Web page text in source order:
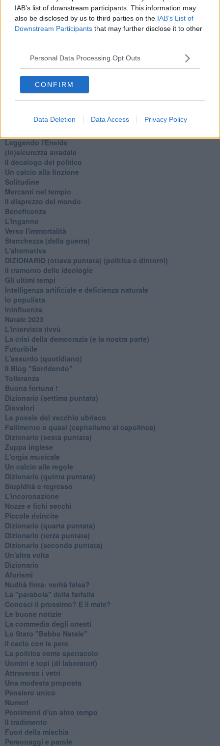
IAB’s list of downstream participants. This information may
also be disclosed by us to third parties on the IAB’s List of
Downstream Participants that may further disclose it to other
Personal Data Processing Opt Outs
CONFIRM
Data Deletion Data Access Privacy Policy
Fine anno al ristorante
La festa di Capodanno
Natale 2024
Re e regnanti
A noi interessa il dito non la luna
Come rubare allo stato e vivere felici
Una performance
​Io (allo specchio)
Tramonto
Passato, presente, futuro
Il giorno dei saldi
Leggendo l'Eneide
​(In)sicurezza stradale
Il decalogo del politico
Un calcio alla finzione
Solitudine
Mercanti nel tempio
Il disprezzo del mondo
Beneficenza
L'inganno
Verso l'immortalità
Stanchezza (della guerra)
L'alternativa
​DIZIONARIO (ottava puntata) (politica e dintorni)
Il tramonto delle ideologie
Gli ultimi tempi
Intelligenza artificiale e deficienza naturale
Io populista
Ininfluenza
Natale 2023
L'intervista tivvù
La crisi della democrazia (e la nostra parte)
Futuribile
L'assurdo (quotidiano)
Il Blog "Sorridendo"
Tolleranza
Buona fortuna !
​Dizionario (settima puntata)
Disvalori
Le poesie del vecchio ubriaco
Fallimento o quasi (capitalismo al capolinea)
Dizionario (sesta puntata)
Zuppa inglese
L'orgia musicale
Un calcio alle regole
Dizionario (quinta puntata)
Stupidità e regresso
L'incoronazione
Nozze e fichi secchi
Piccole rivincite
​Dizionario (quarta puntata)
​Dizionario (terza puntata)
​Dizionario (seconda puntata)
Un'altra volta
Dizionario
Aforismi
Nudità finta: verità falsa?
La "parabola" della farfalla
Conosci il prossimo? E il male?
Le buone notizie
La commedia degli onesti
Lo Stato "Babbo Natale"
Il cacio con le pere
La politica come spettacolo
Uomini e topi (di laboratori)
Attraverso i vetri
Una modesta proposta
Pensiero unico
Numeri
Pentimenti d'un altro tempo
Il tradimento
Fuori della mischia
Personaggi e parole